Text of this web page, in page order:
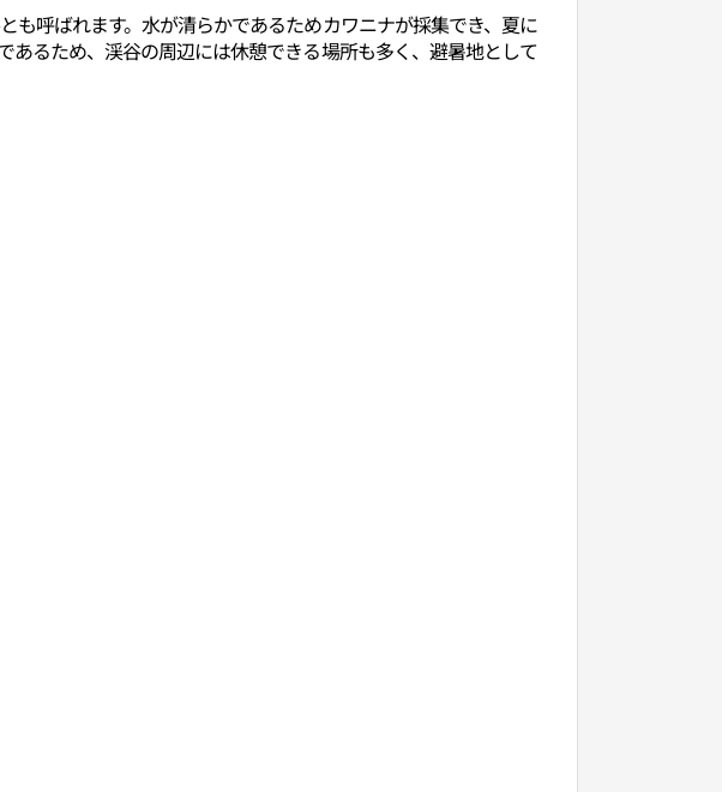
呼ばれます。水が清らかであるためカワニナが採集でき、夏に
るため、渓谷の周辺には休憩できる場所も多く、避暑地として